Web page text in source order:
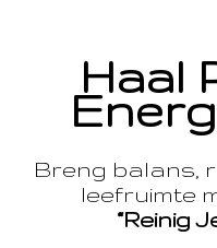
Haal
Breng balans,
leefruimte
“Reinig